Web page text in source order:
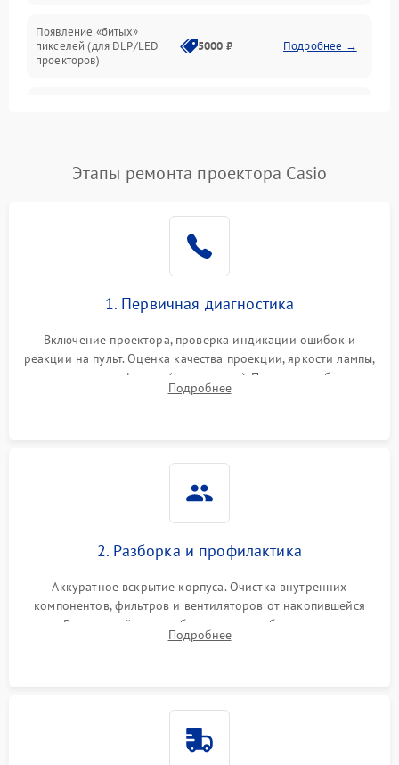
Появление «битых»
пикселей (для DLP/LED
проекторов)
5000 ₽ Подробнее →
Нестабильная яркость или
контраст
4000 ₽ Подробнее →
Неравномерная подсветка
автоматическая коррекция
трапеции (Keystone)
Проблемы с
масштабированием
Подробнее →
Этапы ремонта проектора Casio
1. Первичная диагностика
Включение проектора, проверка индикации ошибок и
реакции на пульт. Оценка качества проекции, яркости лампы,
наличия артефактов (точки, пятна). Проверка работы
системы охлаждения по уровню шума вентиляторов.
Подробнее
2. Разборка и профилактика
Аккуратное вскрытие корпуса. Очистка внутренних
компонентов, фильтров и вентиляторов от накопившейся
пыли. Визуальный осмотр блока питания, балласта лампы и
материнской платы на наличие прогаров или вздутых
Подробнее